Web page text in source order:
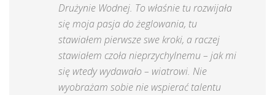
Drużynie Wodnej. To właśnie tu rozwijała
się moja pasja do żeglowania, tu
stawiałem pierwsze swe kroki, a raczej
stawiałem czoła nieprzychylnemu – jak mi
się wtedy wydawało – wiatrowi. Nie
wyobrażam sobie nie wspierać talentu